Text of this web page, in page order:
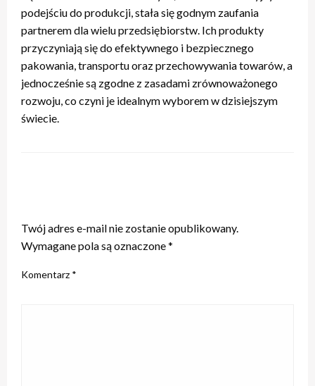
podejściu do produkcji, stała się godnym zaufania
partnerem dla wielu przedsiębiorstw. Ich produkty
przyczyniają się do efektywnego i bezpiecznego
pakowania, transportu oraz przechowywania towarów, a
jednocześnie są zgodne z zasadami zrównoważonego
rozwoju, co czyni je idealnym wyborem w dzisiejszym
świecie.
Twój adres e-mail nie zostanie opublikowany.
Wymagane pola są oznaczone*
Komentarz *